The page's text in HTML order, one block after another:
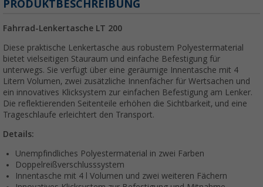
PRODUKTBESCHREIBUNG
Fahrrad-Lenkertasche LT 200
Diese praktische Lenkertasche aus robustem Polyestermaterial
bietet vielseitigen Stauraum und einfache Befestigung für
unterwegs. Sie verfügt über eine geräumige Innentasche mit 4
Litern Volumen, zwei zusätzliche Innenfächer für Wertsachen und
ein innovatives Klicksystem zur einfachen Befestigung am Lenker.
Die reflektierenden Seitenteile erhöhen die Sichtbarkeit, und eine
Trageschlaufe erleichtert den Transport.
Details:
Unempfindliches Polyestermaterial in zwei Farben
Doppelreißverschlusssystem
Innentasche mit 4 l Volumen und zwei weiteren Fächern